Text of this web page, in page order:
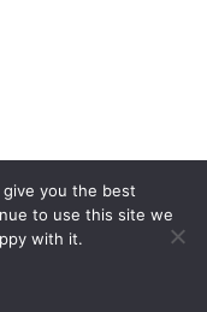
you the best
to use this site we
with it.